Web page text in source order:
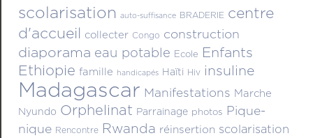
scolarisation auto-suffisance BRADERIE centre
d'accueil collecter Congo construction
diaporama eau potable Ecole Enfants
Ethiopie famille handicapés Haïti Hiv insuline
Madagascar Manifestations Marche
Nyundo Orphelinat Parrainage photos Pique-
nique Rencontre Rwanda réinsertion scolarisation